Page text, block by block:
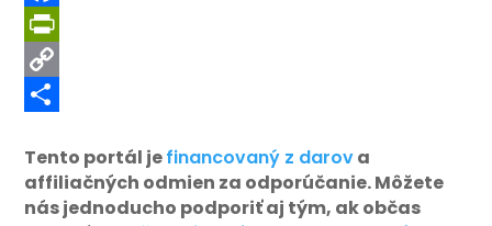
Facebook
PrintFriendly
Copy
Tento portál jefinancovaný z darova
affiliačných odmien za odporúčanie. Môžete
nás jednoducho podporiť aj tým, ak občas